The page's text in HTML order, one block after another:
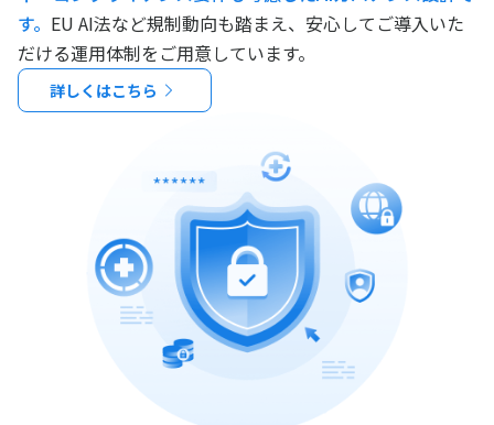
す。 EU AI法など規制動向も踏まえ、安心してご導入いた
だける運用体制をご用意しています。
詳しくはこちら